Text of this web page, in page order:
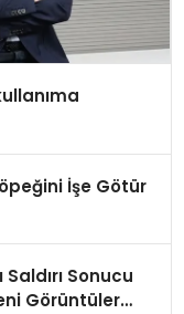
İşe Götür
Saldırı Sonucu
Görüntüler